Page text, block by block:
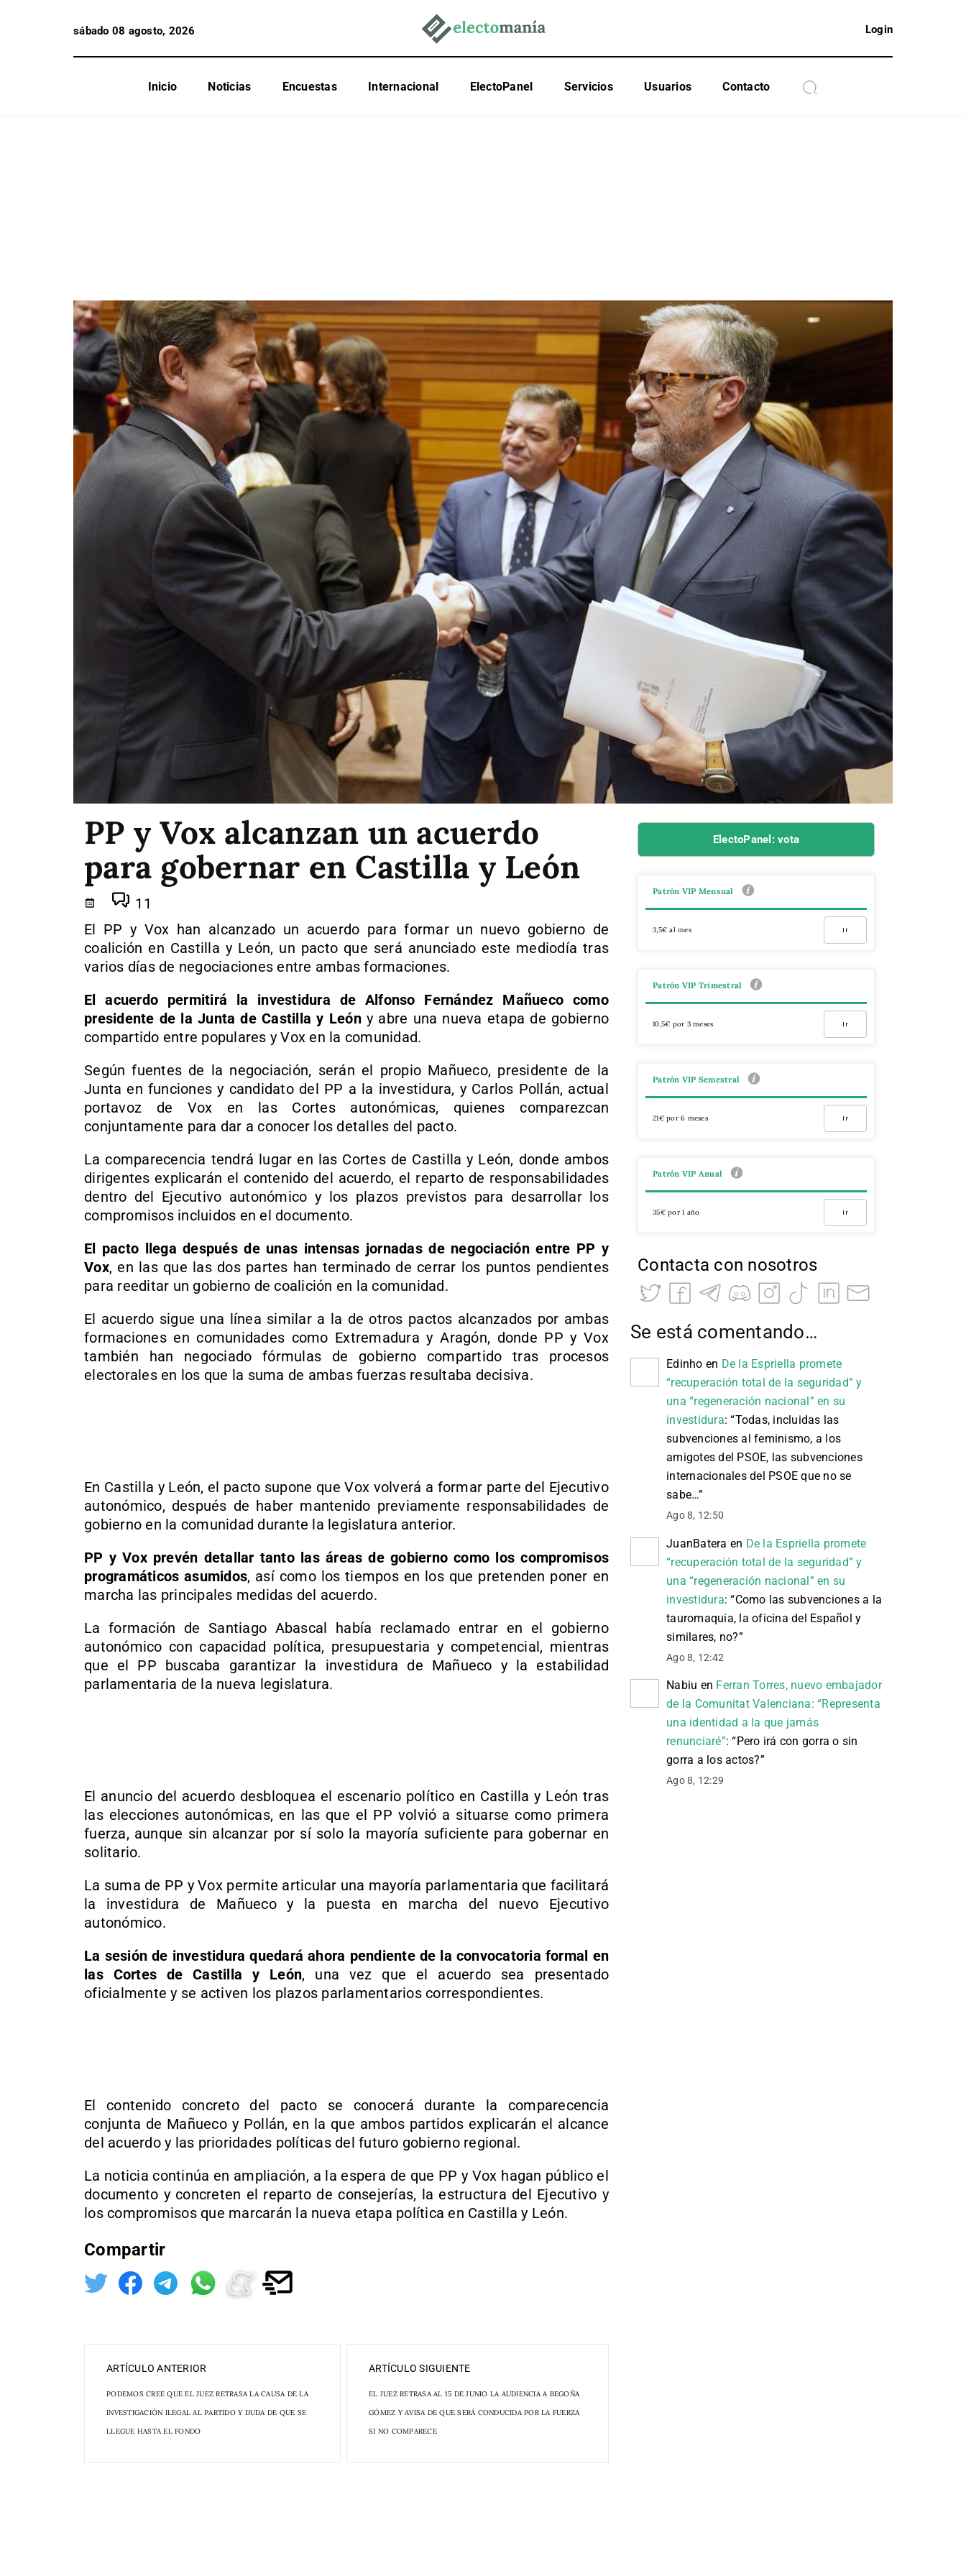
sábado 08 agosto, 2026 Login
Inicio Noticias Encuestas Internacional ElectoPanel Servicios Usuarios Contacto
PP y Vox alcanzan un acuerdo
para gobernar en Castilla y León
11
El PP y Vox han alcanzado un acuerdo para formar un nuevo gobierno de
coalición en Castilla y León, un pacto que será anunciado este mediodía tras
varios días de negociaciones entre ambas formaciones.
El acuerdo permitirá la investidura de Alfonso Fernández Mañueco como
presidente de la Junta de Castilla y Leóny abre una nueva etapa de gobierno
compartido entre populares y Vox en la comunidad.
Según fuentes de la negociación, serán el propio Mañueco, presidente de la
Junta en funciones y candidato del PP a la investidura, y Carlos Pollán, actual
portavoz de Vox en las Cortes autonómicas, quienes comparezcan
conjuntamente para dar a conocer los detalles del pacto.
La comparecencia tendrá lugar en las Cortes de Castilla y León, donde ambos
dirigentes explicarán el contenido del acuerdo, el reparto de responsabilidades
dentro del Ejecutivo autonómico y los plazos previstos para desarrollar los
compromisos incluidos en el documento.
El pacto llega después de unas intensas jornadas de negociación entre PP y
Vox, en las que las dos partes han terminado de cerrar los puntos pendientes
para reeditar un gobierno de coalición en la comunidad.
El acuerdo sigue una línea similar a la de otros pactos alcanzados por ambas
formaciones en comunidades como Extremadura y Aragón, donde PP y Vox
también han negociado fórmulas de gobierno compartido tras procesos
electorales en los que la suma de ambas fuerzas resultaba decisiva.
En Castilla y León, el pacto supone que Vox volverá a formar parte del Ejecutivo
autonómico, después de haber mantenido previamente responsabilidades de
gobierno en la comunidad durante la legislatura anterior.
PP y Vox prevén detallar tanto las áreas de gobierno como los compromisos
programáticos asumidos, así como los tiempos en los que pretenden poner en
marcha las principales medidas del acuerdo.
La formación de Santiago Abascal había reclamado entrar en el gobierno
autonómico con capacidad política, presupuestaria y competencial, mientras
que el PP buscaba garantizar la investidura de Mañueco y la estabilidad
parlamentaria de la nueva legislatura.
El anuncio del acuerdo desbloquea el escenario político en Castilla y León tras
las elecciones autonómicas, en las que el PP volvió a situarse como primera
fuerza, aunque sin alcanzar por sí solo la mayoría suficiente para gobernar en
solitario.
La suma de PP y Vox permite articular una mayoría parlamentaria que facilitará
la investidura de Mañueco y la puesta en marcha del nuevo Ejecutivo
autonómico.
La sesión de investidura quedará ahora pendiente de la convocatoria formal en
las Cortes de Castilla y León, una vez que el acuerdo sea presentado
oficialmente y se activen los plazos parlamentarios correspondientes.
El contenido concreto del pacto se conocerá durante la comparecencia
conjunta de Mañueco y Pollán, en la que ambos partidos explicarán el alcance
del acuerdo y las prioridades políticas del futuro gobierno regional.
La noticia continúa en ampliación, a la espera de que PP y Vox hagan público el
documento y concreten el reparto de consejerías, la estructura del Ejecutivo y
los compromisos que marcarán la nueva etapa política en Castilla y León.
Compartir
ARTÍCULO ANTERIOR
PODEMOS CREE QUE EL JUEZ RETRASA LA CAUSA DE LA
INVESTIGACIÓN ILEGAL AL PARTIDO Y DUDA DE QUE SE
LLEGUE HASTA EL FONDO
ARTÍCULO SIGUIENTE
EL JUEZ RETRASA AL 15 DE JUNIO LA AUDIENCIA A BEGOÑA
GÓMEZ Y AVISA DE QUE SERÁ CONDUCIDA POR LA FUERZA
SI NO COMPARECE
ElectoPanel: vota
Patrón VIP Mensual
3,5€ al mes Ir
Patrón VIP Trimestral
10,5€ por 3 meses Ir
Patrón VIP Semestral
21€ por 6 meses Ir
Patrón VIP Anual
35€ por 1 año Ir
Contacta con nosotros
Se está comentando…
Edinho en De la Espriella promete
“recuperación total de la seguridad” y
una “regeneración nacional” en su
investidura: “Todas, incluidas las
subvenciones al feminismo, a los
amigotes del PSOE, las subvenciones
internacionales del PSOE que no se
sabe…”
Ago 8, 12:50
JuanBatera en De la Espriella promete
“recuperación total de la seguridad” y
una “regeneración nacional” en su
investidura: “Como las subvenciones a la
tauromaquia, la oficina del Español y
similares, no?”
Ago 8, 12:42
Nabiu en Ferran Torres, nuevo embajador
de la Comunitat Valenciana: “Representa
una identidad a la que jamás
renunciaré”: “Pero irá con gorra o sin
gorra a los actos?”
Ago 8, 12:29